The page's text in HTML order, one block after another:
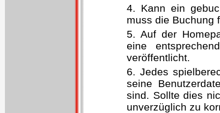
4. Kann ein
muss die Buchung
5. Auf der
eine
veröffentlicht.
6. Jedes
seine
sind. Sollte dies
unverzüglich zu